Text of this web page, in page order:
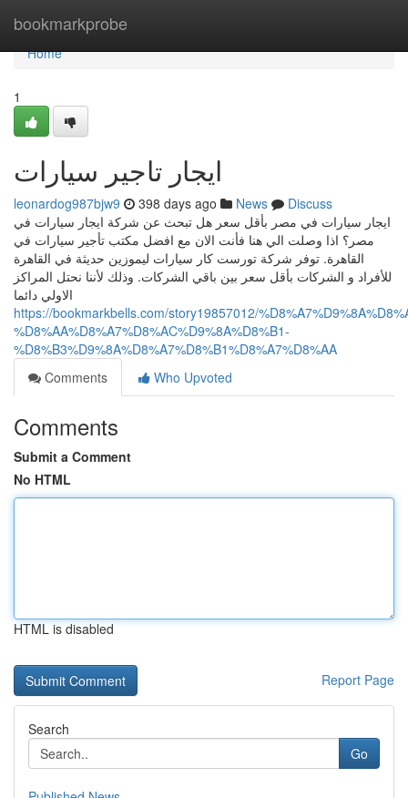
bookmarkprobe
Home
Home
1
ايجار تاجير سيارات
leonardog987bjw9 398 days ago News
Discuss
ايجار سيارات في مصر بأقل سعر هل تبحث عن شركة ايجار سيارات في
مصر؟ اذا وصلت الي هنا فأنت الان مع افضل مكتب تأجير سيارات في
القاهرة. توفر شركة تورست كار سيارات ليموزين حديثة في القاهرة
للأفراد و الشركات بأقل سعر بين باقي الشركات. وذلك لأننا نحتل المراكز
الاولي دائما
https://bookmarkbells.com/story19857012/
%D8%AA%D8%A7%D8%AC%D9%8A%D8%B1-
%D8%B3%D9%8A%D8%A7%D8%B1%D8%A7%D8%AA
Comments
Who Upvoted
Comments
Submit a Comment
No HTML
HTML is disabled
Report Page
Search
Go